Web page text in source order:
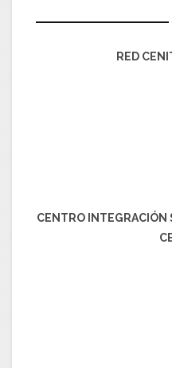
RED
CENTRO INTEGRACIÓN